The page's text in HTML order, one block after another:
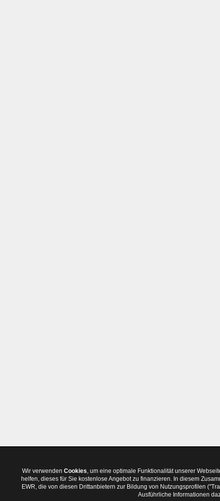
Wir verwenden Cookies, um eine optimale Funktionalität unserer
helfen, dieses für Sie kostenlose Angebot zu finanzieren. In diesem
EWR, die von diesen Drittanbietern zur Bildung von Nutzungsprofilen
Ausführliche Informationen